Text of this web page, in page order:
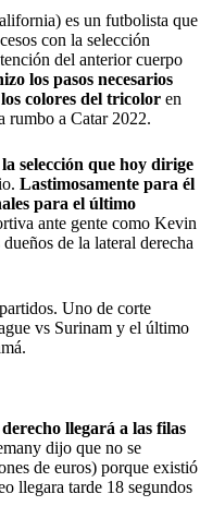
es un futbolista que
con la selección
del anterior cuerpo
los pasos necesarios
colores del tricolor en
rumbo a Catar 2022.
selección que hoy dirige
Lastimosamente para él
para el último
ante gente como Kevin
de la lateral derecha
Uno de corte
vs Surinam y el último
llegará a las filas
dijo que no se
de euros) porque existió
llegara tarde 18 segundos